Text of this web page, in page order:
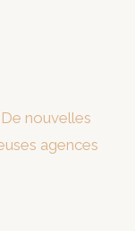
nouvelles
agences